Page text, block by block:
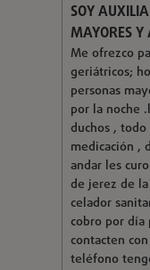
SOY
MAYORES Y
Me ofrezco
geriátricos;
personas
por la noche
duchos ,
medicación ,
andar les
de jerez de
celador
cobro por día
contacten
teléfono